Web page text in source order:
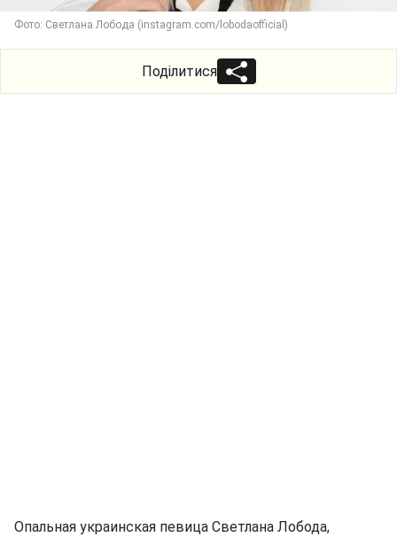
Фото: Светлана Лобода (instagram.com/lobodaofficial)
Поділитися
Опальная украинская певица Светлана Лобода,